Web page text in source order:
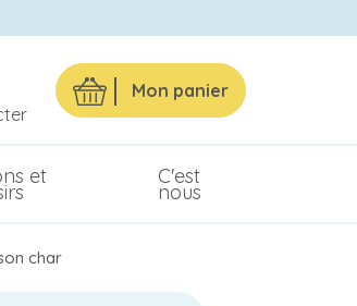
Mon panier
et C'est
nous
char